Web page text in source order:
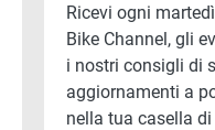
Ricevi ogni
Bike Channel, gli
i nostri consigli di
aggiornamenti a
nella tua casella